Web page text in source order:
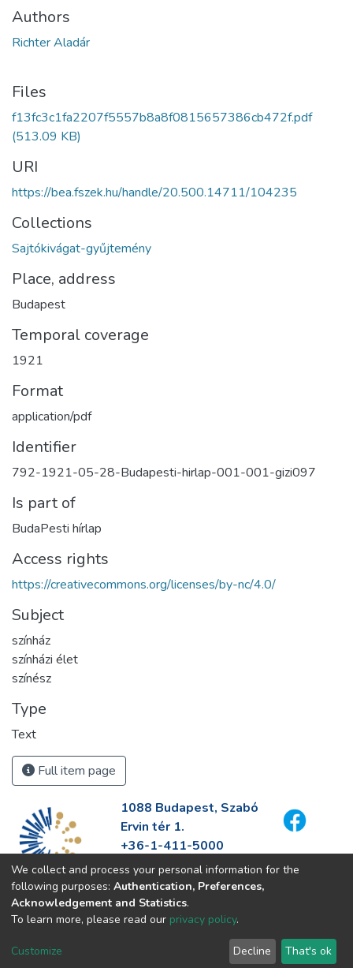
Authors
Richter Aladár
Files
f13fc3c1fa2207f5557b8a8f0815657386cb472f.pdf
(513.09 KB)
URI
https://bea.fszek.hu/handle/20.500.14711/104235
Collections
Sajtókivágat-gyűjtemény
Place, address
Budapest
Temporal coverage
1921
Format
application/pdf
Identifier
792-1921-05-28-Budapesti-hirlap-001-001-gizi097
Is part of
BudaPesti hírlap
Access rights
https://creativecommons.org/licenses/by-nc/4.0/
Subject
színház
színházi élet
színész
Type
Text
Full item page
1088 Budapest, Szabó
Ervin tér 1.
+36-1-411-5000
info@fszek.hu
https://fszek.hu
We collect and process your personal information for the
following purposes: Authentication, Preferences,
Acknowledgement and Statistics.
To learn more, please read our privacy policy.
Customize Decline That's ok